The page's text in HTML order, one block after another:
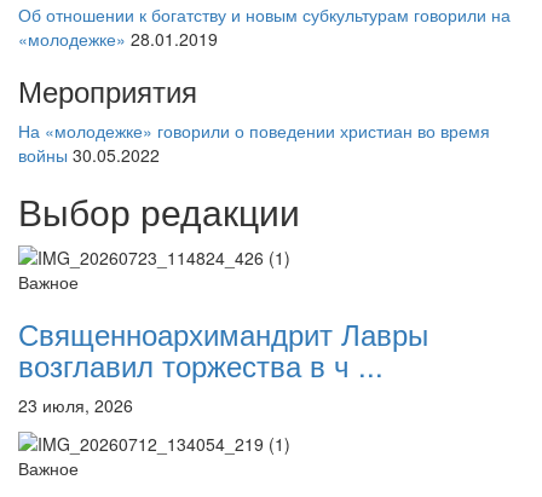
Об отношении к богатству и новым субкультурам говорили на
«молодежке» 28.01.2019
Мероприятия
На «молодежке» говорили о поведении христиан во время
войны 30.05.2022
Выбор редакции
Важное
Священноархимандрит Лавры
возглавил торжества в ч ...
23 июля, 2026
Важное